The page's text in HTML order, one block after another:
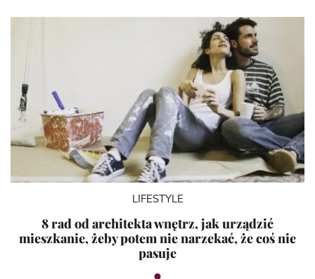
LIFESTYLE
8 rad od architekta wnętrz, jak urządzić
mieszkanie, żeby potem nie narzekać, że coś nie
pasuje